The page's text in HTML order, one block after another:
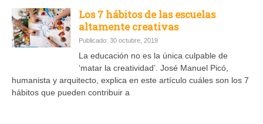
Los 7 hábitos de las escuelas
altamente creativas
Publicado: 30 octubre, 2019
La educación no es la única culpable de
‘matar la creatividad’. José Manuel Picó,
humanista y arquitecto, explica en este artículo cuáles son los 7
hábitos que pueden contribuir a